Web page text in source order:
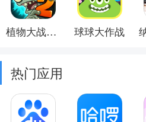
植物大战僵尸2 球球大作战
热门应用